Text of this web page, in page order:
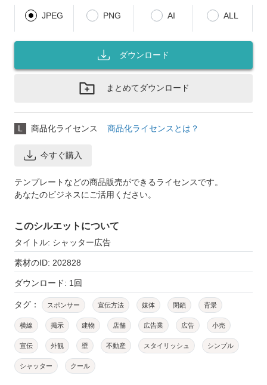
JPEG PNG AI ALL
ダウンロード
まとめてダウンロード
L 商品化ライセンス 商品化ライセンスとは？
今すぐ購入
テンプレートなどの商品販売ができるライセンスです。
あなたのビジネスにご活用ください。
このシルエットについて
タイトル: シャッター広告
素材のID: 202828
ダウンロード: 1回
タグ： スポンサー 宣伝方法 媒体 閉鎖 背景
横線 掲示 建物 店舗 広告業 広告 小売
宣伝 外観 壁 不動産 スタイリッシュ シンプル
シャッター クール